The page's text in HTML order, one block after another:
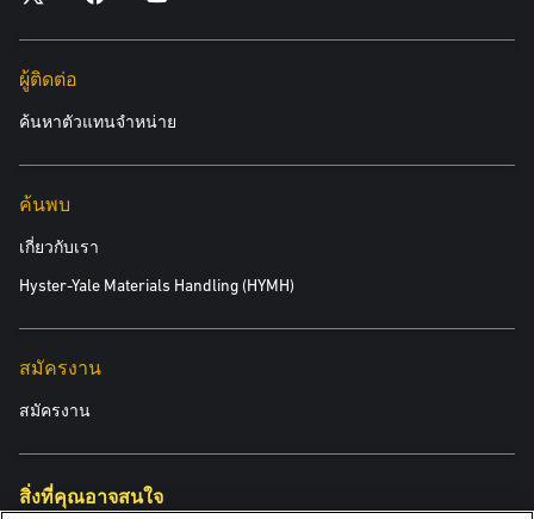
ผู้ติดต่อ
ค้นหาตัวแทนจำหน่าย
ค้นพบ
เกี่ยวกับเรา
Hyster-Yale Materials Handling (HYMH)
สมัครงาน
สมัครงาน
สิ่งที่คุณอาจสนใจ